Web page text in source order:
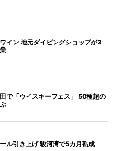
イン 地元ダイビングショップが3
で「ウイスキーフェス」 50種超の
ル引き上げ 駿河湾で5カ月熟成